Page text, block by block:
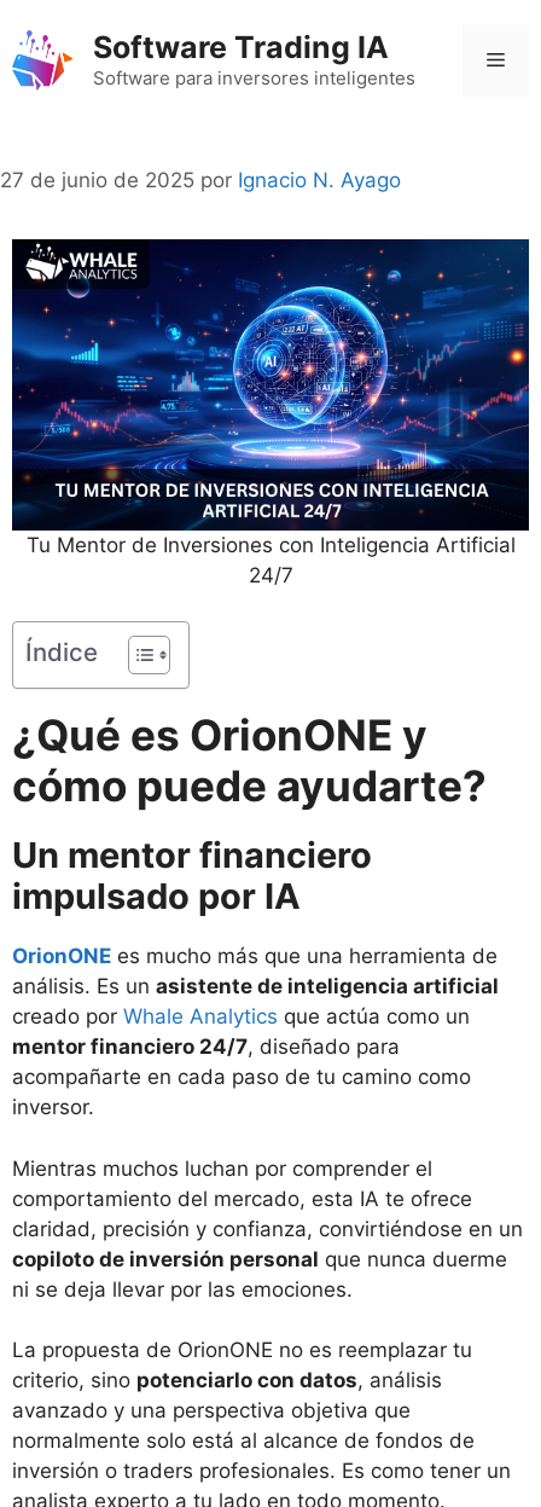
contenido
Software Trading IA
Software para inversores inteligentes
27 de junio de 2025 por Ignacio N. Ayago
Tu Mentor de Inversiones con Inteligencia Artificial
24/7
Índice
¿Qué es OrionONE y
cómo puede ayudarte?
Un mentor financiero
impulsado por IA
OrionONE es mucho más que una herramienta de
análisis. Es un asistente de inteligencia artificial
creado por Whale Analytics que actúa como un
mentor financiero 24/7, diseñado para
acompañarte en cada paso de tu camino como
inversor.
Mientras muchos luchan por comprender el
comportamiento del mercado, esta IA te ofrece
claridad, precisión y confianza, convirtiéndose en un
copiloto de inversión personal que nunca duerme
ni se deja llevar por las emociones.
La propuesta de OrionONE no es reemplazar tu
criterio, sino potenciarlo con datos, análisis
avanzado y una perspectiva objetiva que
normalmente solo está al alcance de fondos de
inversión o traders profesionales. Es como tener un
analista experto a tu lado en todo momento.